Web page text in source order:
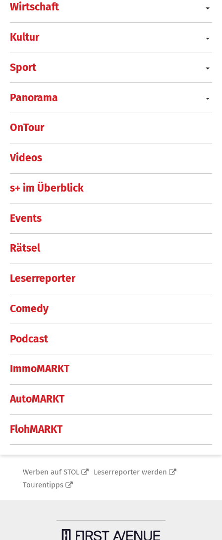
Wirtschaft
Kultur
Sport
Panorama
OnTour
Videos
s+ im Überblick
Events
Rätsel
Leserreporter
Comedy
Podcast
ImmoMARKT
AutoMARKT
FlohMARKT
Werben auf STOL
Leserreporter werden
Tourentipps